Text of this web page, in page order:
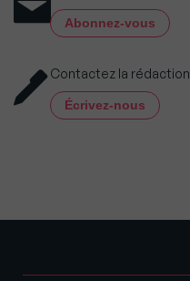
Abonnez-vous
Contactez la rédaction
Écrivez-nous